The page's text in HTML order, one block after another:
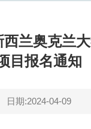
兰奥克兰
目报名通知
日期:2024-04-09